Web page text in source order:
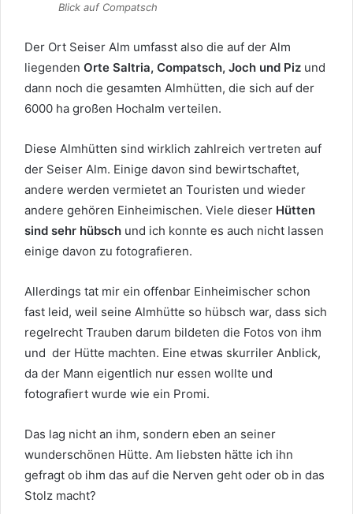
Blick auf Compatsch
Der Ort Seiser Alm umfasst also die auf der Alm
liegenden Orte Saltria, Compatsch, Joch und Piz und
dann noch die gesamten Almhütten, die sich auf der
6000 ha großen Hochalm verteilen.
Diese Almhütten sind wirklich zahlreich vertreten auf
der Seiser Alm. Einige davon sind bewirtschaftet,
andere werden vermietet an Touristen und wieder
andere gehören Einheimischen. Viele dieser Hütten
sind sehr hübsch und ich konnte es auch nicht lassen
einige davon zu fotografieren.
Allerdings tat mir ein offenbar Einheimischer schon
fast leid, weil seine Almhütte so hübsch war, dass sich
regelrecht Trauben darum bildeten die Fotos von ihm
und der Hütte machten. Eine etwas skurriler Anblick,
da der Mann eigentlich nur essen wollte und
fotografiert wurde wie ein Promi.
Das lag nicht an ihm, sondern eben an seiner
wunderschönen Hütte. Am liebsten hätte ich ihn
gefragt ob ihm das auf die Nerven geht oder ob in das
Stolz macht?